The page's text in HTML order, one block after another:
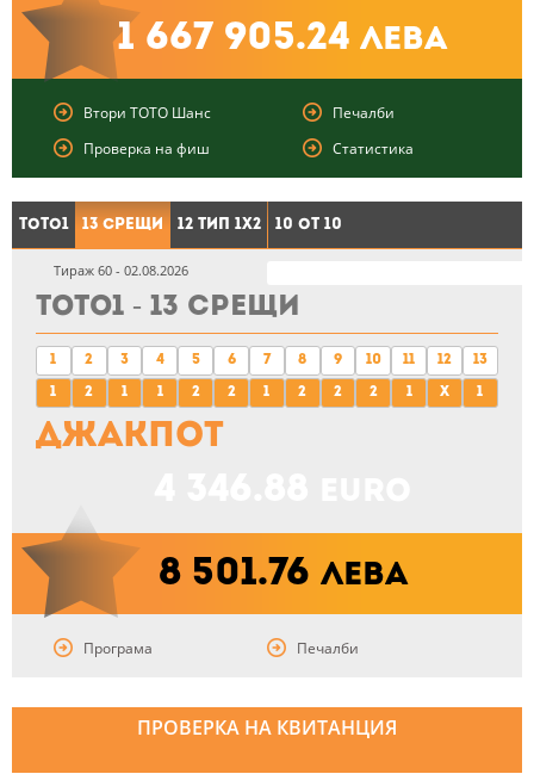
1 667 905.24 лева
Втори ТОТО Шанс
Печалби
Проверка на фиш
Статистика
ТОТО1 13 Срещи 12 тип 1X2 10 от 10
Тираж 60 - 02.08.2026
ТОТО1 - 13 Срещи
1
1
2
2
3
1
4
1
5
2
6
2
7
1
8
2
9
2
10
2
11
1
12
X
13
1
Джакпот
8 501.76 лева
Програма Печалби
ПРОВЕРКА НА КВИТАНЦИЯ